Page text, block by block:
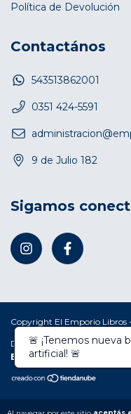
Política de Devolución
Contactános
543513862001
0351 424-5591
9 de Julio 182
Sigamos
Copyright El Emporio Libros -
Defensa de las y los
Botón de
🚨 ¡Tenemos nueva
artificial! 🚨